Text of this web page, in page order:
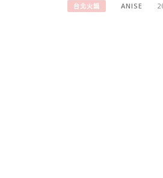
台北火鍋 ANISE